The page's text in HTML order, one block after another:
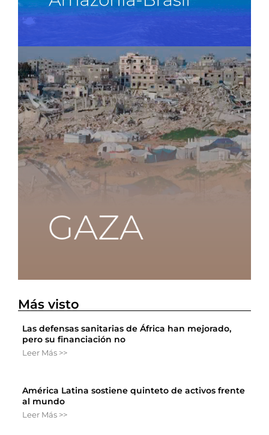
Más visto
Las defensas sanitarias de África han mejorado,
pero su financiación no
Leer Más >>
América Latina sostiene quinteto de activos frente
al mundo
Leer Más >>